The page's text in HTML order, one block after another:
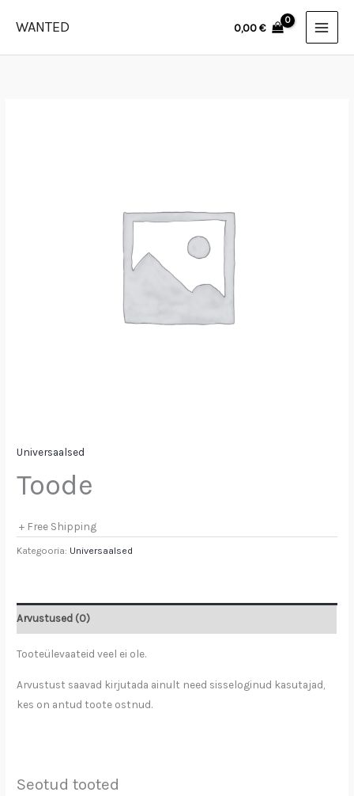
WANTED 0,00€
Universaalsed
Toode
+ Free Shipping
Kategooria: Universaalsed
Arvustused (0)
Tooteülevaateid veel ei ole.
Arvustust saavad kirjutada ainult need sisseloginud kasutajad,
kes on antud toote ostnud.
Seotud tooted